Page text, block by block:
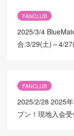
FANCLUB
2025/3/4
合:3/29(土)～4/27(
FANCLUB
2025/2/28 2025
プン！現地入会受